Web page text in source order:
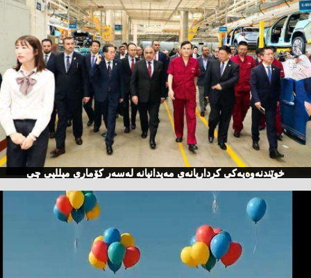
خوێندنەوەیەكی كرداریانەی مەیدانیانە لەسەر كۆماری میللیی چی